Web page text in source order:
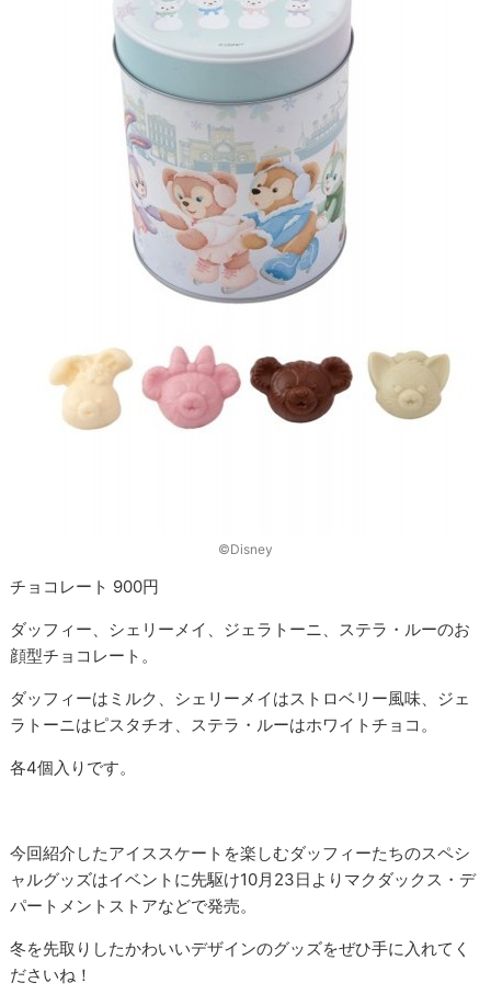
©Disney
チョコレート 900円
ダッフィー、シェリーメイ、ジェラトーニ、ステラ・ルーのお
顔型チョコレート。
ダッフィーはミルク、シェリーメイはストロベリー風味、ジェ
ラトーニはピスタチオ、ステラ・ルーはホワイトチョコ。
各4個入りです。
今回紹介したアイススケートを楽しむダッフィーたちのスペシ
ャルグッズはイベントに先駆け10月23日よりマクダックス・デ
パートメントストアなどで発売。
冬を先取りしたかわいいデザインのグッズをぜひ手に入れてく
ださいね！